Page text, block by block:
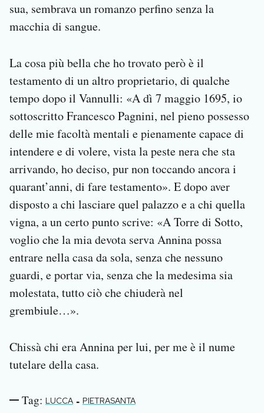
sua, sembrava un romanzo perfino senza la
macchia di sangue.
La cosa più bella che ho trovato però è il
testamento di un altro proprietario, di qualche
tempo dopo il Vannulli: «A dì 7 maggio 1695, io
sottoscritto Francesco Pagnini, nel pieno possesso
delle mie facoltà mentali e pienamente capace di
intendere e di volere, vista la peste nera che sta
arrivando, ho deciso, pur non toccando ancora i
quarant’anni, di fare testamento». E dopo aver
disposto a chi lasciare quel palazzo e a chi quella
vigna, a un certo punto scrive: «A Torre di Sotto,
voglio che la mia devota serva Annina possa
entrare nella casa da sola, senza che nessuno
guardi, e portar via, senza che la medesima sia
molestata, tutto ciò che chiuderà nel
grembiule…».
Chissà chi era Annina per lui, per me è il nume
tutelare della casa.
Tag: LUCCA - PIETRASANTA